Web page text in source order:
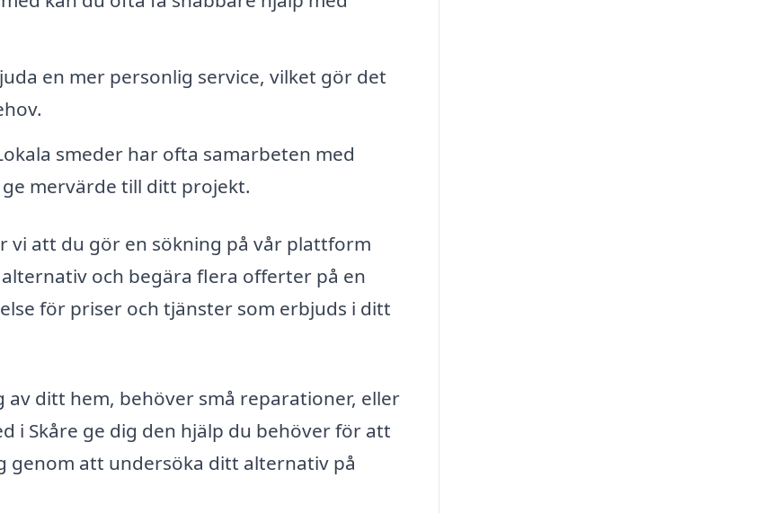
en mer personlig service, vilket gör det
smeder har ofta samarbeten med
mervärde till ditt projekt.
vi att du gör en sökning på vår plattform
och begära flera offerter på en
för priser och tjänster som erbjuds i ditt
ditt hem, behöver små reparationer, eller
i Skåre ge dig den hjälp du behöver för att
genom att undersöka ditt alternativ på